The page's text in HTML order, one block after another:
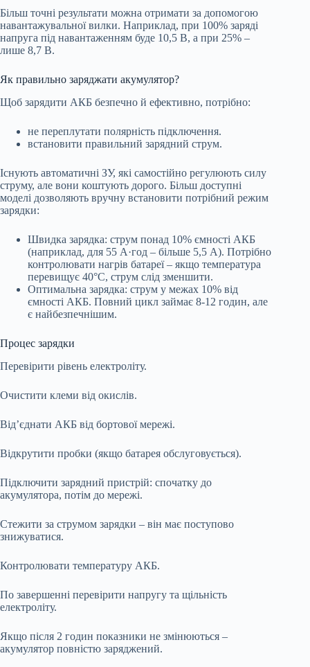
Більш точні результати можна отримати за допомогою
навантажувальної вилки. Наприклад, при 100% заряді
напруга під навантаженням буде 10,5 В, а при 25% –
лише 8,7 В.
Як правильно заряджати акумулятор?
Щоб зарядити АКБ безпечно й ефективно, потрібно:
не переплутати полярність підключення.
встановити правильний зарядний струм.
Існують автоматичні ЗУ, які самостійно регулюють силу
струму, але вони коштують дорого. Більш доступні
моделі дозволяють вручну встановити потрібний режим
зарядки:
Швидка зарядка: струм понад 10% ємності АКБ
(наприклад, для 55 А·год – більше 5,5 А). Потрібно
контролювати нагрів батареї – якщо температура
перевищує 40°C, струм слід зменшити.
Оптимальна зарядка: струм у межах 10% від
ємності АКБ. Повний цикл займає 8-12 годин, але
є найбезпечнішим.
Процес зарядки
Перевірити рівень електроліту.
Очистити клеми від окислів.
Від’єднати АКБ від бортової мережі.
Відкрутити пробки (якщо батарея обслуговується).
Підключити зарядний пристрій: спочатку до
акумулятора, потім до мережі.
Стежити за струмом зарядки – він має поступово
знижуватися.
Контролювати температуру АКБ.
По завершенні перевірити напругу та щільність
електроліту.
Якщо після 2 годин показники не змінюються –
акумулятор повністю заряджений.